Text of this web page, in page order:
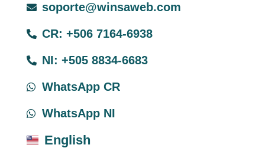
soporte@winsaweb.com
CR: +506 7164-6938
NI: +505 8834-6683
WhatsApp CR
WhatsApp NI
English